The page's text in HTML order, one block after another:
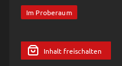
Im Proberaum
Inhalt freischalten